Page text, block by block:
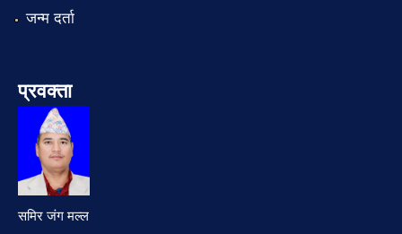
जन्म दर्ता
प्रवक्ता
समिर जंग मल्ल